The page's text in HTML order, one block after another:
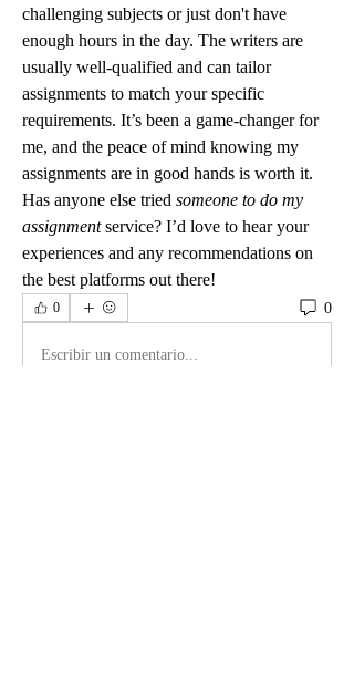
challenging subjects or just don't have
enough hours in the day. The writers are
usually well-qualified and can tailor
assignments to match your specific
requirements. It’s been a game-changer for
me, and the peace of mind knowing my
assignments are in good hands is worth it.
Has anyone else tried someone to do my
assignment service? I’d love to hear your
experiences and any recommendations on
the best platforms out there!
0 0
Escribir un comentario...